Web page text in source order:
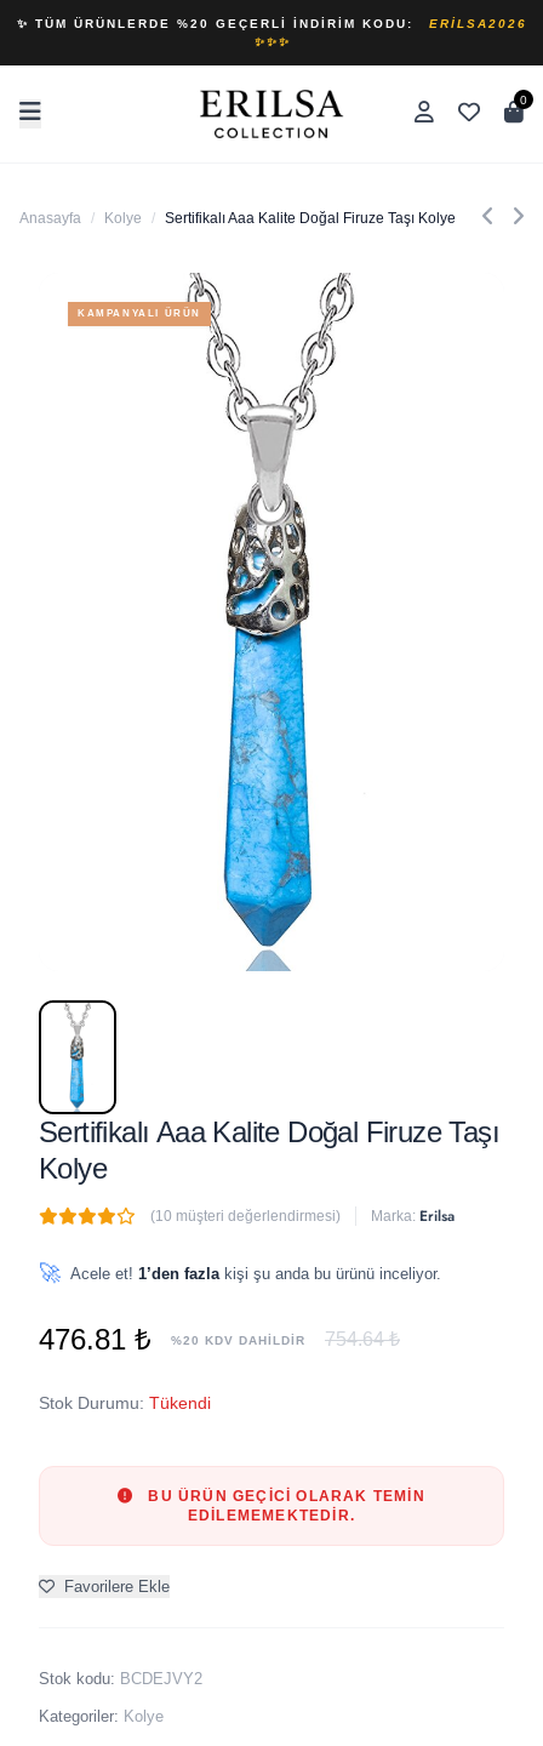
✨ TÜM ÜRÜNLERDE %20 GEÇERLI İNDIRIM KODU:
ERILSA2026
✨✨✨
0
Anasayfa / Kolye / Sertifikalı Aaa Kalite Doğal Firuze Taşı Kolye
KAMPANYALI ÜRÜN
Sertifikalı Aaa Kalite Doğal Firuze Taşı
Kolye
(10 müşteri değerlendirmesi) Marka: Erilsa
🚀 Acele et! 1’den fazla kişi şu anda bu ürünü inceliyor.
476.81 ₺ %20 KDV DAHİLDİR 754.64 ₺
Stok Durumu: Tükendi
BU ÜRÜN GEÇICI OLARAK TEMIN
EDILEMEMEKTEDIR.
Favorilere Ekle
Stok kodu: BCDEJVY2
Kategoriler: Kolye